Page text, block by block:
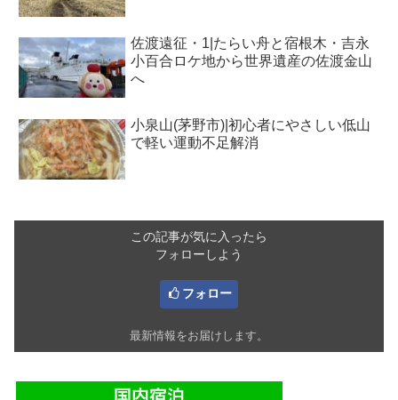
佐渡遠征・1|たらい舟と宿根木・吉永
小百合ロケ地から世界遺産の佐渡金山
へ
小泉山(茅野市)|初心者にやさしい低山
で軽い運動不足解消
この記事が気に入ったら
フォローしよう
フォロー
最新情報をお届けします。